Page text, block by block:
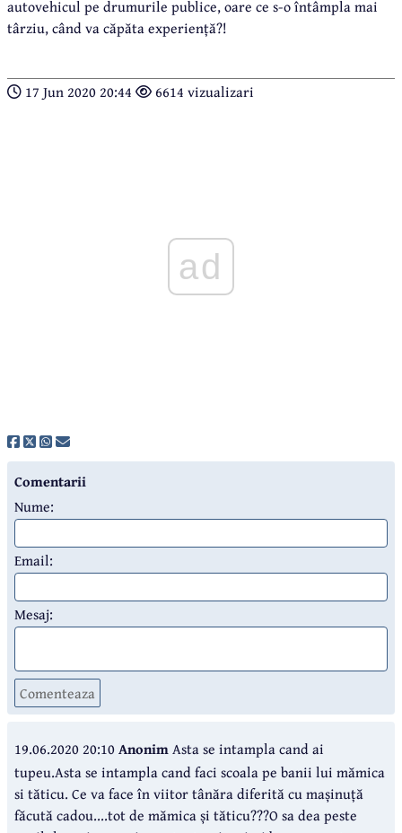
autovehicul pe drumurile publice, oare ce s-o întâmpla mai
târziu, când va căpăta experiență?!
17 Jun 2020 20:44 6614 vizualizari
ad
Comentarii
Nume:
Email:
Mesaj:
Comenteaza
19.06.2020 20:10AnonimAsta se intampla cand ai
tupeu.Asta se intampla cand faci scoala pe banii lui mămica
si tăticu. Ce va face în viitor tânăra diferită cu mașinuță
făcută cadou....tot de mămica și tăticu???O sa dea peste